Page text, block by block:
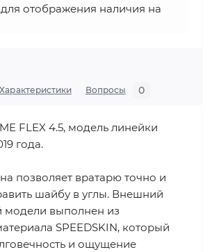
отображения наличия на
Характеристики Вопросы 0
FLEX 4.5, модель линейки
года.
позволяет вратарю точно и
шайбу в углы. Внешний
модели выполнен из
SPEEDSKIN, который
и ощущение